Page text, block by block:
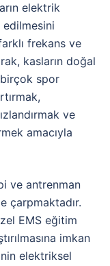
elektrik
edilmesini
frekans ve
kasların doğal
spor
ve
amacıyla
ve antrenman
çarpmaktadır.
EMS eğitim
imkan
elektriksel